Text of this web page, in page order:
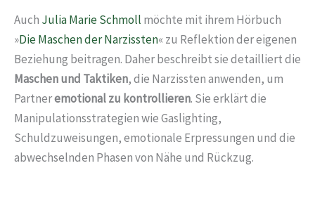
Auch Julia Marie Schmoll möchte mit ihrem Hörbuch
»Die Maschen der Narzissten« zu Reflektion der eigenen
Beziehung beitragen. Daher beschreibt sie detailliert die
Maschen und Taktiken, die Narzissten anwenden, um
Partneremotional zu kontrollieren. Sie erklärt die
Manipulationsstrategien wie Gaslighting,
Schuldzuweisungen, emotionale Erpressungen und die
abwechselnden Phasen von Nähe und Rückzug.